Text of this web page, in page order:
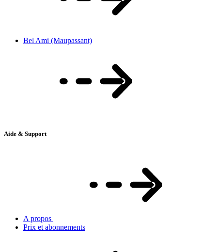
Bel Ami (Maupassant)
Aide & Support
A propos
Prix et abonnements